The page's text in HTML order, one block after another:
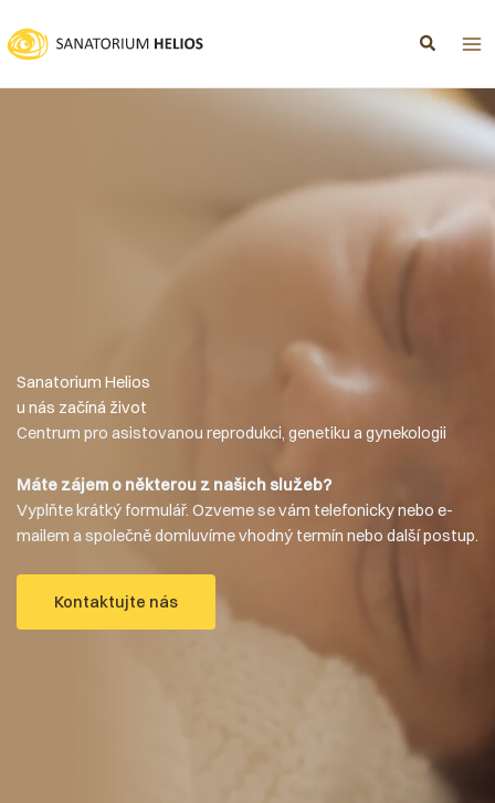
na
obsah
Sanatorium Helios
u nás začíná život
Centrum pro asistovanou reprodukci, genetiku a gynekologii
Máte zájem o některou z našich služeb?
Vyplňte krátký formulář. Ozveme se vám telefonicky nebo e-
mailem a společně domluvíme vhodný termín nebo další postup.
Kontaktujte nás